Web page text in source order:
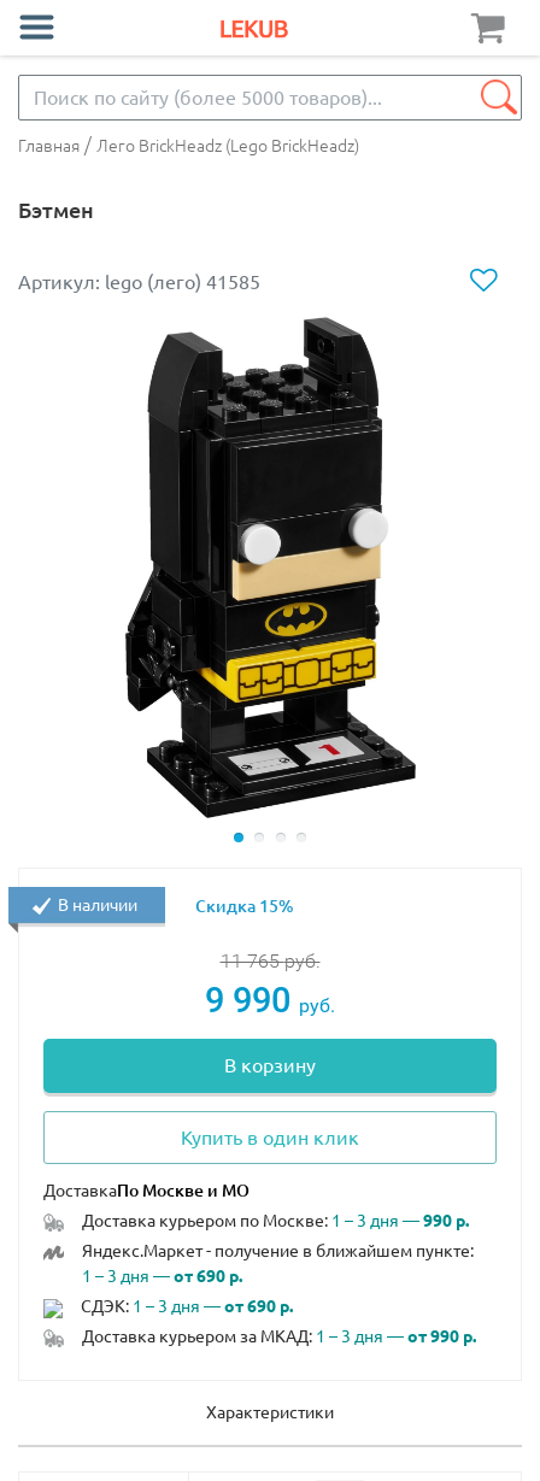
Главная / Лего BrickHeadz (Lego BrickHeadz)
Бэтмен
Артикул: lego (лего) 41585
11 765руб.
9 990 руб.
В корзину
Купить в один клик
Доставка
Доставка курьером по Москве: 1 – 3 дня —990 р.
Яндекс.Маркет - получение в ближайшем пункте:
1 – 3 дня —от 690 р.
СДЭК: 1 – 3 дня —от 690 р.
Доставка курьером за МКАД: 1 – 3 дня —от 990 р.
В наличии Скидка 15%
Характеристики